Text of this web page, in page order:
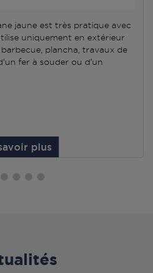
jaune est très pratique avec
uniquement en extérieur
plancha, travaux de
fer à souder ou d'un
plus